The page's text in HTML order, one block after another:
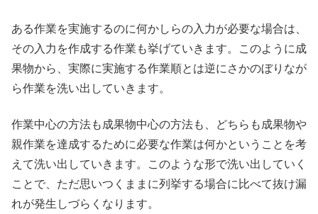
ある作業を実施するのに何かしらの入力が必要な場合は、
その入力を作成する作業も挙げていきます。このように成
果物から、実際に実施する作業順とは逆にさかのぼりなが
ら作業を洗い出していきます。
作業中心の方法も成果物中心の方法も、どちらも成果物や
親作業を達成するために必要な作業は何かということを考
えて洗い出していきます。このような形で洗い出していく
ことで、ただ思いつくままに列挙する場合に比べて抜け漏
れが発生しづらくなります。